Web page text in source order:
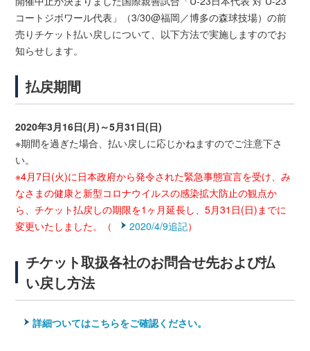
コートジボワール代表」（3/30@福岡／博多の森球技場）の前
売りチケット払い戻しについて、以下方法で実施しますのでお
知らせします。
払戻期間
2020年3月16日(月)～5月31日(日)
※期間を過ぎた場合、払い戻しに応じかねますのでご注意下さ
い。
※4月7日(火)に日本政府から発令された緊急事態宣言を受け、み
なさまの健康と新型コロナウイルスの感染拡大防止の観点か
ら、チケット払戻しの期限を1ヶ月延長し、5月31日(日)までに
変更いたしました。（
2020/4/9追記）
チケット取扱各社のお問合せ先および払
い戻し方法
詳細ついてはこちらをご確認ください。